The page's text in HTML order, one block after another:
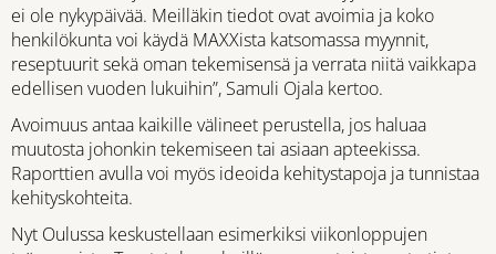
ei ole nykypäivää. Meilläkin tiedot ovat avoimia ja koko
henkilökunta voi käydä MAXXista katsomassa myynnit,
reseptuurit sekä oman tekemisensä ja verrata niitä vaikkapa
edellisen vuoden lukuihin”, Samuli Ojala kertoo.
Avoimuus antaa kaikille välineet perustella, jos haluaa
muutosta johonkin tekemiseen tai asiaan apteekissa.
Raporttien avulla voi myös ideoida kehitystapoja ja tunnistaa
kehityskohteita.
Nyt Oulussa keskustellaan esimerkiksi viikonloppujen